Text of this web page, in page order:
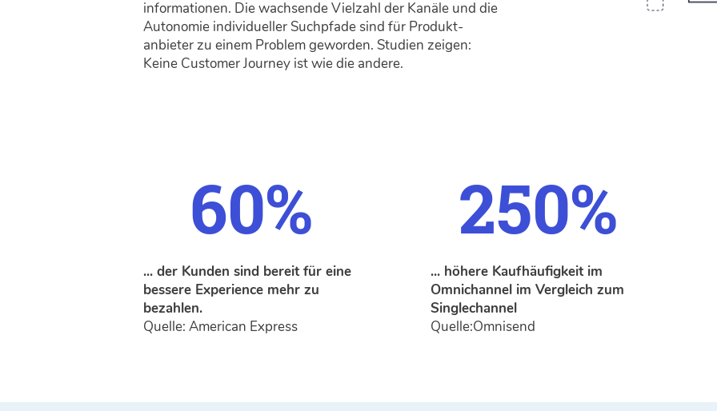
informationen. Die wachsende Vielzahl der Kanäle und die
Auto­nomie indivi­dueller Such­pfade sind für Produkt­
anbieter zu einem Problem geworden. Studien zeigen:
Keine Customer Journey ist wie die andere.
60%
... der Kunden sind bereit für eine
bessere Experience mehr zu
bezahlen.
Quelle: American Express
250%
... höhere Kaufhäufigkeit im
Omnichannel im Vergleich zum
Singlechannel
Quelle:Omnisend